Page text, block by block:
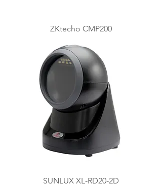
ZKtecho CMP200
SUNLUX XL-RD20-2D